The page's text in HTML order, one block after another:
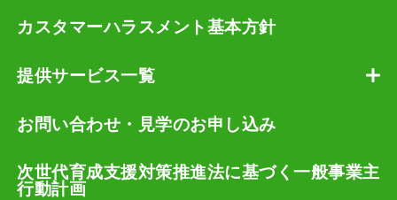
カスタマーハラスメント基本方針
提供サービス一覧
お問い合わせ・見学のお申し込み
次世代育成支援対策推進法に基づく一般事業主
行動計画